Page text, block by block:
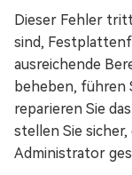
Dieser Fehler
sind,
ausreichende
beheben, führen
reparieren Sie
stellen Sie
Administrator